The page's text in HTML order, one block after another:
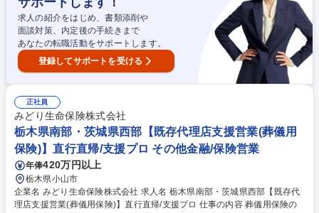
成や、チームでの目標達成に向けた作戦会議 業界内での高い知名度と国内
No.1の製品力を武器に、顧客との信頼関係構築を大切にする仕事です。
募集職種 【日本橋/ルート営業】未経験歓迎◎年休120日/賞与4.5ヶ月◆国
内NO.1商品有
求人の紹介をはじめ、書類添削や
面談対策、内定後の手続きまで
あなたの転職活動をサポートします。
登録してサポートを受ける
正社員
みどり生命保険株式会社
栃木県南部・茨城県西部【既存代理店支援営業(葬儀用
保険)】直行直帰/支援プロ その他金融/保険営業
年俸420万円以上
栃木県小山市
企業名 みどり生命保険株式会社 求人名 栃木県南部・茨城県西部【既存代
理店支援営業(葬儀用保険)】直行直帰/支援プロ 仕事の内容 葬儀用保険の